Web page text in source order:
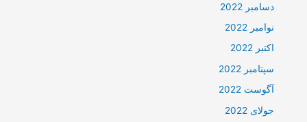
دسامبر 2022
نوامبر 2022
اکتبر 2022
سپتامبر 2022
آگوست 2022
جولای 2022